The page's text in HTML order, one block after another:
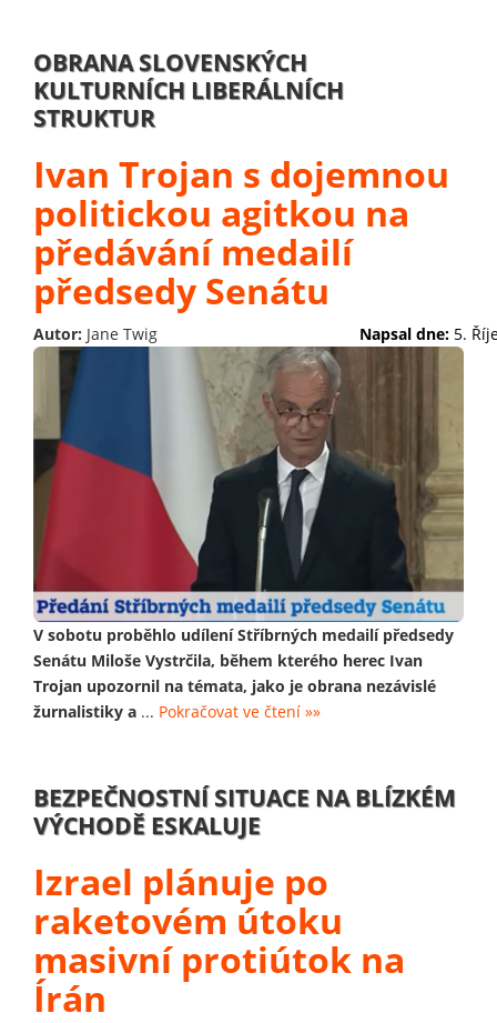
OBRANA SLOVENSKÝCH
KULTURNÍCH LIBERÁLNÍCH
STRUKTUR
Ivan Trojan s dojemnou
politickou agitkou na
předávání medailí
předsedy Senátu
Autor: Jane Twig Napsal dne: 5.
V sobotu proběhlo udílení Stříbrných medailí předsedy
Senátu Miloše Vystrčila, během kterého herec Ivan
Trojan upozornil na témata, jako je obrana nezávislé
žurnalistiky a ... Pokračovat ve čtení »»
BEZPEČNOSTNÍ SITUACE NA BLÍZKÉM
VÝCHODĚ ESKALUJE
Izrael plánuje po
raketovém útoku
masivní protiútok na
Írán